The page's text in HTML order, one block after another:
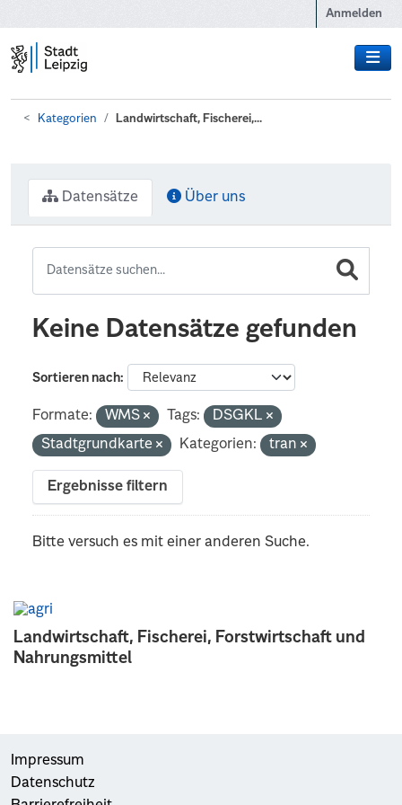
Anmelden
Kategorien Landwirtschaft, Fischerei,...
Landwirtschaft, Fischerei, Forstwirtschaft und
Nahrungsmittel
Datensätze Über uns
Keine Datensätze gefunden
Sortieren nach
Formate: WMS Tags:
DSGKL
Stadtgrundkarte
Kategorien: tran
Ergebnisse filtern
Bitte versuch es mit einer anderen Suche.
Impressum
Datenschutz